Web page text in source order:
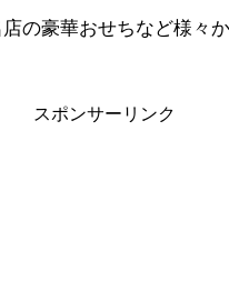
の豪華おせちなど様々
スポンサーリンク